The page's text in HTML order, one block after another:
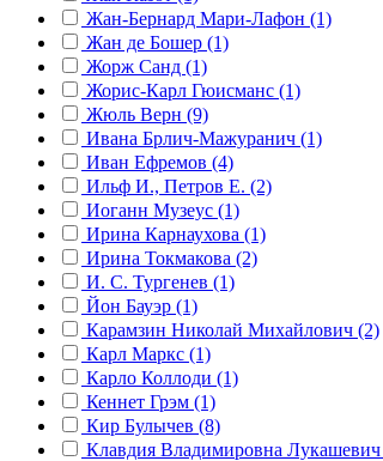
Жан-Бернард Мари-Лафон (1)
Жан де Бошер (1)
Жорж Санд (1)
Жорис-Карл Гюисманс (1)
Жюль Верн (9)
Ивана Брлич-Мажуранич (1)
Иван Ефремов (4)
Ильф И., Петров Е. (2)
Иоганн Музеус (1)
Ирина Карнаухова (1)
Ирина Токмакова (2)
И. С. Тургенев (1)
Йон Бауэр (1)
Карамзин Николай Михайлович (2)
Карл Маркс (1)
Карло Коллоди (1)
Кеннет Грэм (1)
Кир Булычев (8)
Клавдия Владимировна